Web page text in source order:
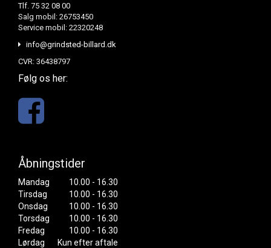
Tlf. 75 32 08 00
Salg mobil: 26753450
Service mobil: 22320248
info@grindsted-billard.dk
CVR: 36438797
Følg os her:
Åbningstider
Mandag
10.00 - 16.30
Tirsdag
10.00 - 16.30
Onsdag
10.00 - 16.30
Torsdag
10.00 - 16.30
Fredag
10.00 - 16.30
Lørdag
Kun efter aftale